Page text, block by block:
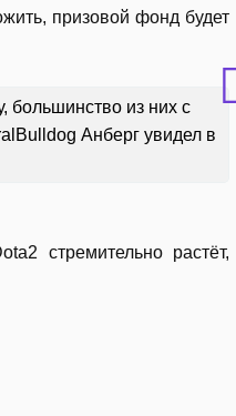
призовой фонд будет
большинство из них с
Анберг увидел в
стремительно растёт,